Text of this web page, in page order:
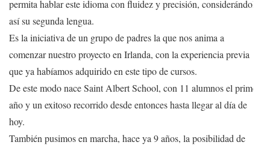
permita hablar este idioma con fluidez y precisión, considerándolo
así su segunda lengua.
Es la iniciativa de un grupo de padres la que nos anima a
comenzar nuestro proyecto en Irlanda, con la experiencia previa
que ya habíamos adquirido en este tipo de cursos.
De este modo nace Saint Albert School, con 11 alumnos el primer
año y un exitoso recorrido desde entonces hasta llegar al día de
hoy.
También pusimos en marcha, hace ya 9 años, la posibilidad de